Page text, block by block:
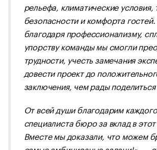
рельефа, климатические условия,
безопасности и комфорта
благодаря профессионализму,
упорству команды мы смогли
трудности, учесть замечания
довести проект до
заключения, чем рады
От всей души благодарим каждого
специалиста бюро за вклад в
Вместе мы доказали, что можем